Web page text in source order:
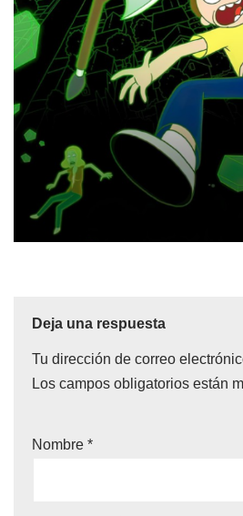
Deja una respuesta
Tu dirección de correo
Los campos obligatorios están
Nombre *